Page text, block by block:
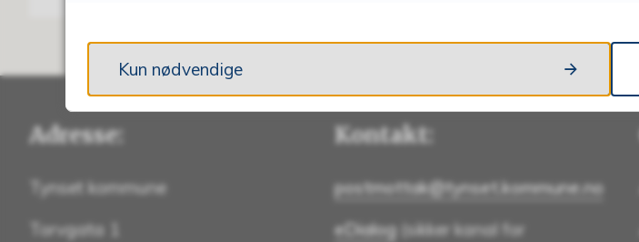
Adresse:
Tynset kommune
Torvgata 1
Kontakt:
postmottak@tynset.kommune.no
eDialog(sikker kanal for
Kun nødvendige